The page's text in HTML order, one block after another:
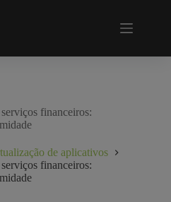
financeiros:
de aplicativos
financeiros: